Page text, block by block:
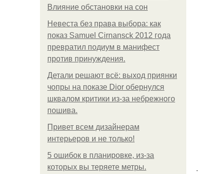
Влияние обстановки на сон
Невеста без права выбора: как
показ Samuel Cirnansck 2012 года
превратил подиум в манифест
против принуждения.
Детали решают всё: выход приянки
чопры на показе Dior обернулся
шквалом критики из-за небрежного
пошива.
Привет всем дизайнерам
интерьеров и не только!
5 ошибок в планировке, из-за
которых вы теряете метры.
.